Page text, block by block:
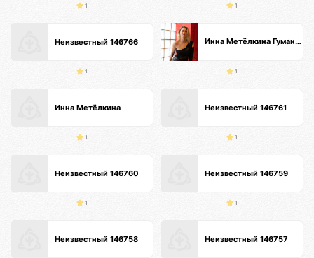
1 1
Неизвестный 146766
1
Инна Метёлкина Гуманистический Психолог Интегративный метод🕊️специалист по психосоматике
1
Инна Метёлкина
1
Неизвестный 146761
1
Неизвестный 146760
1
Неизвестный 146759
1
Неизвестный 146758 Неизвестный 146757